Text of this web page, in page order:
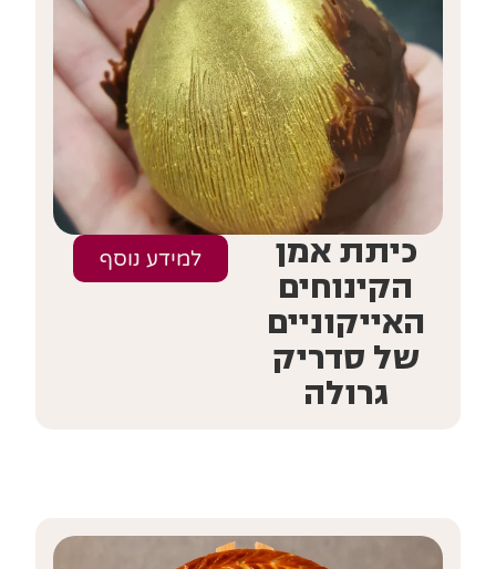
כיתת אמן
הקינוחים
האייקוניים
של סדריק
גרולה
למידע נוסף